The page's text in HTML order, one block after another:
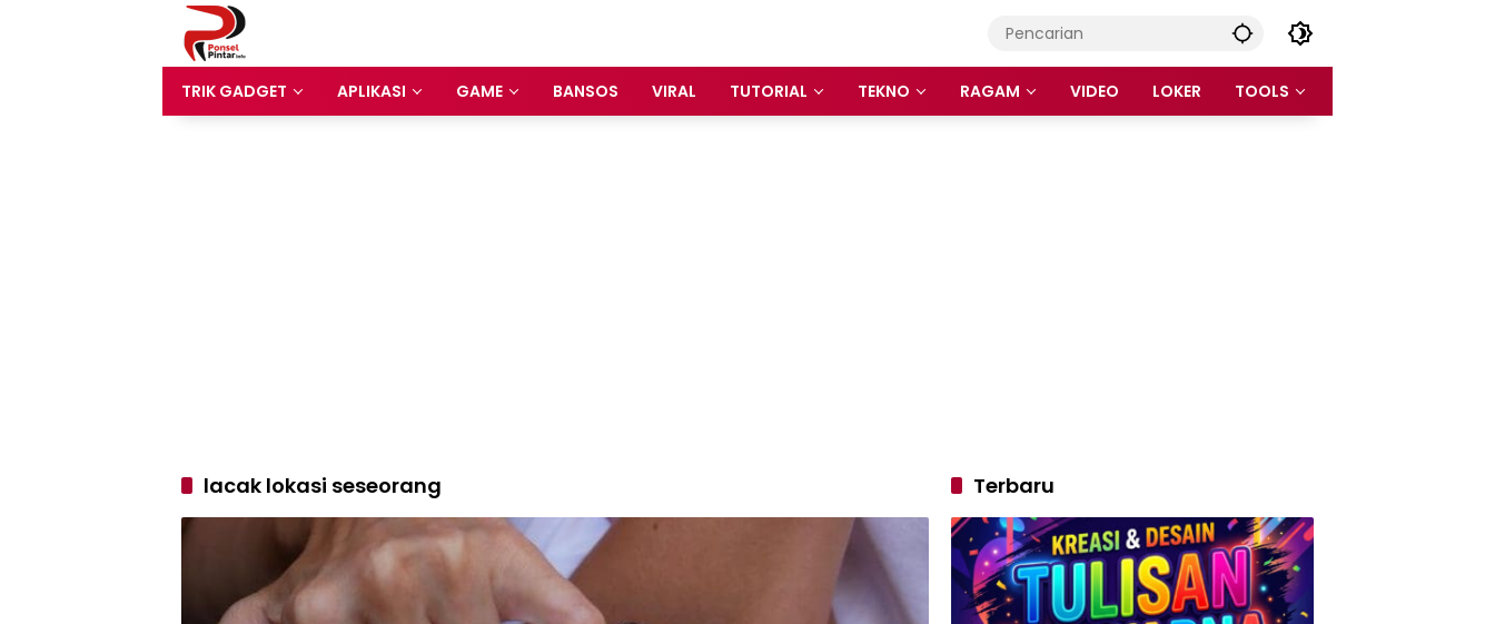
TRIK GADGET
APLIKASI GAME BANSOS VIRAL TUTORIAL TEKNO RAGAM VIDEO LOKER TOOLS
lacak lokasi seseorang Terbaru